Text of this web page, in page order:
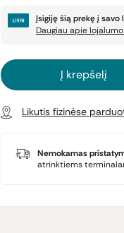
Įsigiję šią prekę į
Daugiau apie
Į krepšelį
Likutis fizinėse
Nemokamas
atrinktiems